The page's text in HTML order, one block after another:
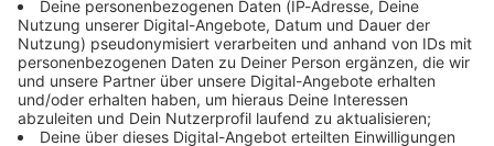
Das ändert sich im April 2026: Die
wichtigsten Neuerungen für Bayern